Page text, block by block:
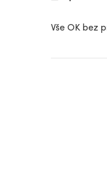
Vše OK bez